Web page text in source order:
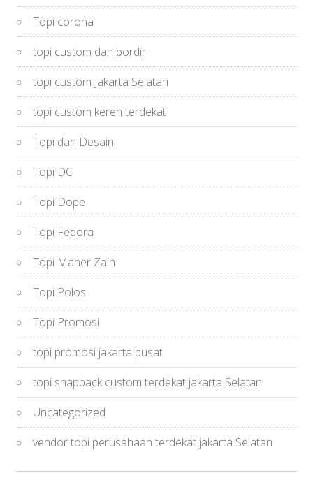
Topi corona
topi custom dan bordir
topi custom Jakarta Selatan
topi custom keren terdekat
Topi dan Desain
Topi DC
Topi Dope
Topi Fedora
Topi Maher Zain
Topi Polos
Topi Promosi
topi promosi jakarta pusat
topi snapback custom terdekat jakarta Selatan
Uncategorized
vendor topi perusahaan terdekat jakarta Selatan